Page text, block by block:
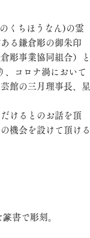
くちほうなん)の霊
る鎌倉彫の御朱印
彫事業協同組合）と
、コロナ渦において
館の三月理事長、星
けるとのお話を頂
機会を設けて頂ける
書で彫刻。